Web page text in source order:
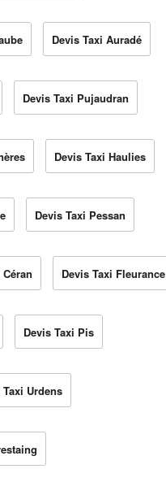
Devis Taxi Auradé
Devis Taxi Pujaudran
Devis Taxi Haulies
Devis Taxi Pessan
Devis Taxi Fleurance
Devis Taxi Pis
Taxi Urdens